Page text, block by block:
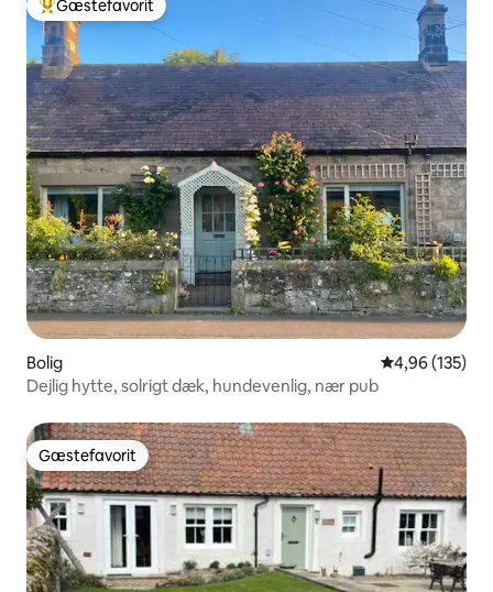
Bedste gæstefavorit
Gæstefavorit
Bolig 4,96 ud af 5 i
4,96 (135)
Dejlig hytte, solrigt dæk, hundevenlig, nær pub
Gæstefavorit
Gæstefavorit